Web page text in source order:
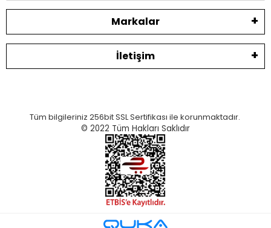
Markalar
İletişim
Tüm bilgileriniz 256bit SSL Sertifikası ile korunmaktadır.
© 2022 Tüm Hakları Saklıdır